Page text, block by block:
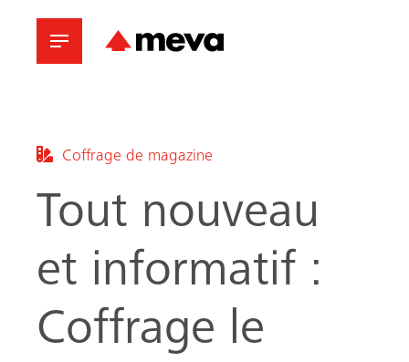
Coffrage de magazine
Tout nouveau
et informatif :
Coffrage le